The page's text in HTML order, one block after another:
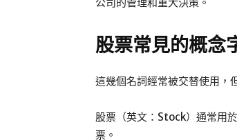
股票常見的概念
這幾個名詞經常被交替使用，
股票（英文：Stock）通常用
票。